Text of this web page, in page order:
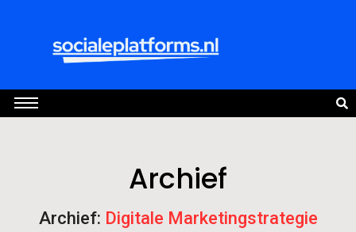
Archief
Archief: Digitale Marketingstrategie